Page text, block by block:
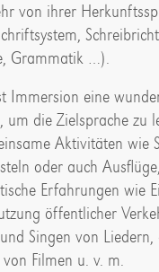
von ihrer
Grammatik …).
Immersion eine
, um die Zielsprache zu
Aktivitäten wie
oder auch Ausflüge,
Erfahrungen wie
öffentlicher
Singen von Liedern,
Filmen u. v. m.